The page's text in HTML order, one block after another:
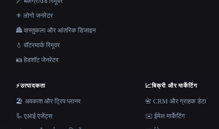
⚜️ लोगो जनरेटर
🏯 वास्तुकला और आंतरिक डिजाइन
💧 वॉटरमार्क रिमूवर
🪪 हेडशॉट जेनरेटर
⚡उत्पादकता
🏖 अवकाश और ट्रिप प्लानर
🦾 एआई एजेंट्स
📈बिक्री और मार्केटिंग
📇 CRM और ग्राहक डेटा
✉️ ईमेल मार्केटिंग